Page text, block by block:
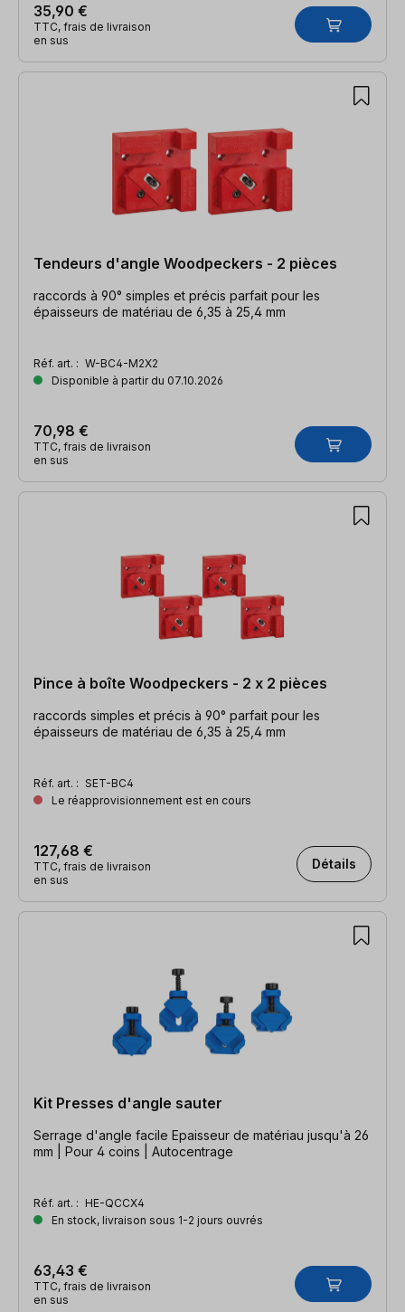
35,90 €
TTC, frais de livraison
en sus
Tendeurs d'angle Woodpeckers - 2 pièces
raccords à 90° simples et précis parfait pour les
épaisseurs de matériau de 6,35 à 25,4 mm
Réf. art. : W-BC4-M2X2
Disponible à partir du 07.10.2026
70,98 €
TTC, frais de livraison
en sus
Pince à boîte Woodpeckers - 2 x 2 pièces
raccords simples et précis à 90° parfait pour les
épaisseurs de matériau de 6,35 à 25,4 mm
Réf. art. : SET-BC4
Le réapprovisionnement est en cours
127,68 €
TTC, frais de livraison
en sus
Détails
Kit Presses d'angle sauter
Serrage d'angle facile Epaisseur de matériau jusqu'à 26
mm | Pour 4 coins | Autocentrage
Réf. art. : HE-QCCX4
En stock, livraison sous 1-2 jours ouvrés
63,43 €
TTC, frais de livraison
en sus